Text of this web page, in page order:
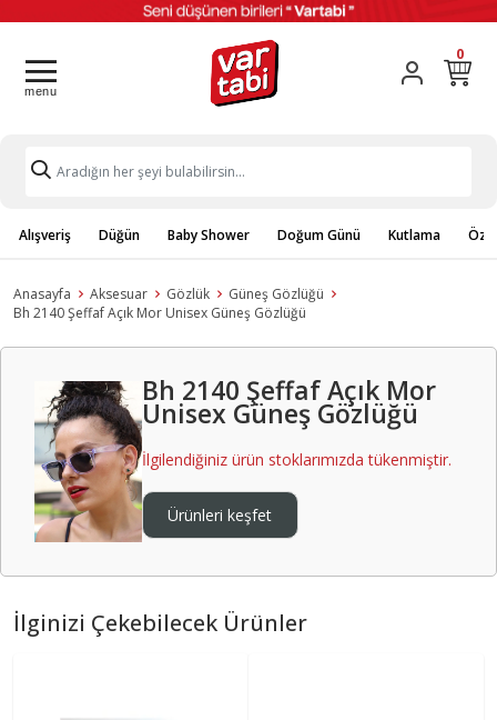
0
Alışveriş Düğün Baby Shower Doğum Günü Kutlama
Anasayfa Aksesuar Gözlük
Güneş Gözlüğü
Bh 2140 Şeffaf Açık Mor Unisex Güneş Gözlüğü
Bh 2140 Şeffaf Açık Mor
Unisex Güneş Gözlüğü
İlgilendiğiniz ürün stoklarımızda tükenmiştir.
Ürünleri keşfet
İlginizi Çekebilecek Ürünler